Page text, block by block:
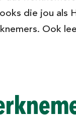
die jou als
Ook